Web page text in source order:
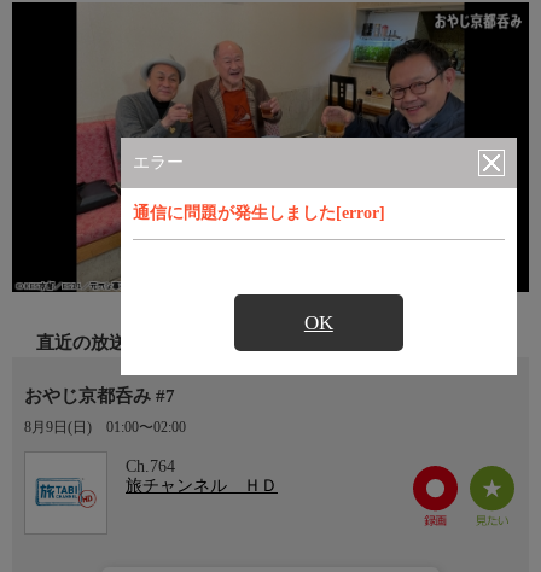
エラー
通信に問題が発生しました[error]
OK
直近の放送
おやじ京都呑み #7
8月9日(日) 01:00〜02:00
Ch.764
旅チャンネル ＨＤ